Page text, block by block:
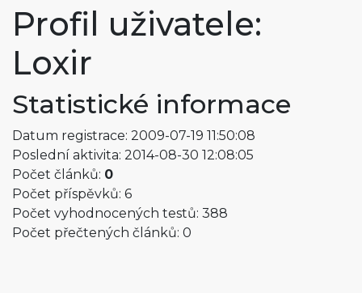
Profil uživatele:
Loxir
Statistické informace
Datum registrace: 2009-07-19 11:50:08
Poslední aktivita: 2014-08-30 12:08:05
Počet článků: 0
Počet příspěvků: 6
Počet vyhodnocených testů: 388
Počet přečtených článků: 0